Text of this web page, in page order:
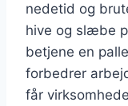
nedetid og
hive og slæbe
betjene en
forbedrer
får